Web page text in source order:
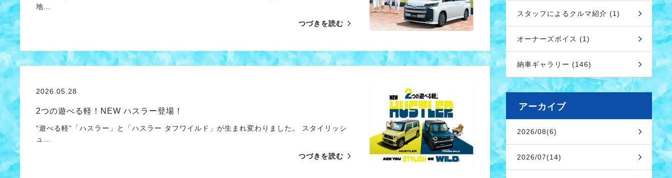
地…
つづきを読む
2026.05.28
2つの遊べる軽！NEW ハスラー登場！
“遊べる軽”「ハスラー」と「ハスラー タフワイルド」が生まれ変わりました。 スタイリッシ
ュ…
つづきを読む
スタッフによるクルマ紹介 (1)
オーナーズボイス (1)
納車ギャラリー (146)
アーカイブ
2026/08(6)
2026/07(14)